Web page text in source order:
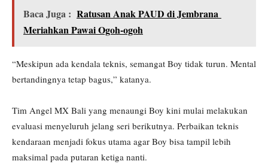
Baca Juga : Ratusan Anak PAUD di Jembrana
Meriahkan Pawai Ogoh-ogoh
“Meskipun ada kendala teknis, semangat Boy tidak turun. Mental
bertandingnya tetap bagus,” katanya.
Tim Angel MX Bali yang menaungi Boy kini mulai melakukan
evaluasi menyeluruh jelang seri berikutnya. Perbaikan teknis
kendaraan menjadi fokus utama agar Boy bisa tampil lebih
maksimal pada putaran ketiga nanti.